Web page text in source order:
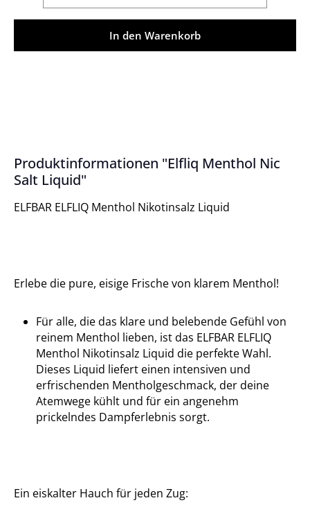
In den Warenkorb
Produktinformationen "Elfliq Menthol Nic
Salt Liquid"
ELFBAR ELFLIQ Menthol Nikotinsalz Liquid
Erlebe die pure, eisige Frische von klarem Menthol!
Für alle, die das klare und belebende Gefühl von
reinem Menthol lieben, ist das ELFBAR ELFLIQ
Menthol Nikotinsalz Liquid die perfekte Wahl.
Dieses Liquid liefert einen intensiven und
erfrischenden Mentholgeschmack, der deine
Atemwege kühlt und für ein angenehm
prickelndes Dampferlebnis sorgt.
Ein eiskalter Hauch für jeden Zug: